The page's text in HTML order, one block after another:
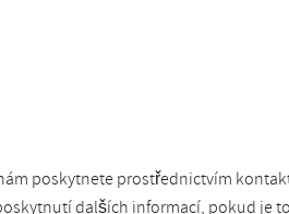
poskytnete prostřednictvím
dalších informací, pokud je